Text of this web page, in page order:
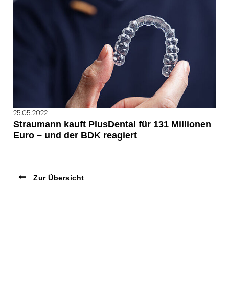
25.05.2022
Straumann kauft PlusDental für 131 Millionen
Euro – und der BDK reagiert
Zur Übersicht